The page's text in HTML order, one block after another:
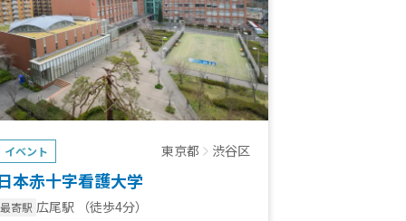
イベント 東京都 渋谷区
本赤十字看護大学
最寄駅 広尾駅 （徒歩4分）